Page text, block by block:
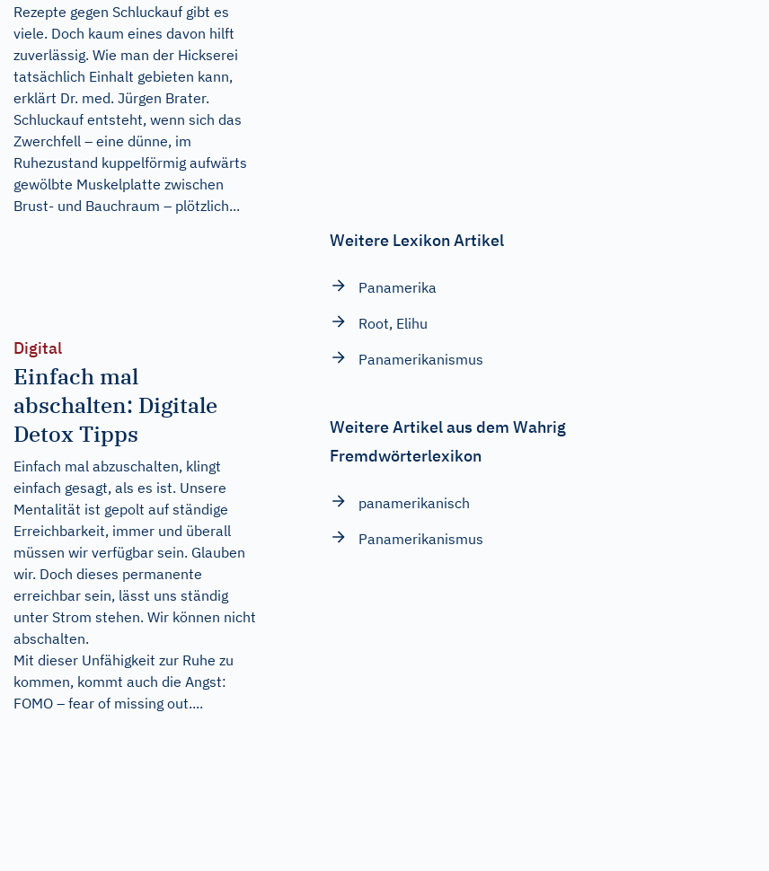
Rezepte gegen Schluckauf gibt es
viele. Doch kaum eines davon hilft
zuverlässig. Wie man der Hickserei
tatsächlich Einhalt gebieten kann,
erklärt Dr. med. Jürgen Brater.
Schluckauf entsteht, wenn sich das
Zwerchfell – eine dünne, im
Ruhezustand kuppelförmig aufwärts
gewölbte Muskelplatte zwischen
Brust- und Bauchraum – plötzlich...
Digital
Einfach mal
abschalten: Digitale
Detox Tipps
Einfach mal abzuschalten, klingt
einfach gesagt, als es ist. Unsere
Mentalität ist gepolt auf ständige
Erreichbarkeit, immer und überall
müssen wir verfügbar sein. Glauben
wir. Doch dieses permanente
erreichbar sein, lässt uns ständig
unter Strom stehen. Wir können nicht
abschalten.
Mit dieser Unfähigkeit zur Ruhe zu
kommen, kommt auch die Angst:
FOMO – fear of missing out....
Weitere Lexikon Artikel
Panamerika
Root, Elihu
Panamerikanismus
Weitere Artikel aus dem Wahrig
Fremdwörterlexikon
panamerikanisch
Panamerikanismus